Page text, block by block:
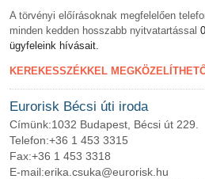
A törvényi előírásoknak megfelelően
minden kedden hosszabb nyitvatartással
ügyfeleink hívásait.
KEREKESSZÉKKEL
Eurorisk Bécsi úti iroda
Címünk:1032 Budapest, Bécsi út 229.
Telefon:+36 1 453 3315
Fax:+36 1 453 3318
E-mail:erika.csuka@eurorisk.hu